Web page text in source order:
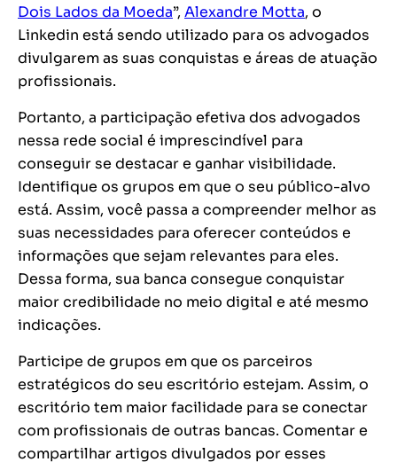
Dois Lados da Moeda”, Alexandre Motta, o
Linkedin está sendo utilizado para os advogados
divulgarem as suas conquistas e áreas de atuação
profissionais.
Portanto, a participação efetiva dos advogados
nessa rede social é imprescindível para
conseguir se destacar e ganhar visibilidade.
Identifique os grupos em que o seu público-alvo
está. Assim, você passa a compreender melhor as
suas necessidades para oferecer conteúdos e
informações que sejam relevantes para eles.
Dessa forma, sua banca consegue conquistar
maior credibilidade no meio digital e até mesmo
indicações.
Participe de grupos em que os parceiros
estratégicos do seu escritório estejam. Assim, o
escritório tem maior facilidade para se conectar
com profissionais de outras bancas. Comentar e
compartilhar artigos divulgados por esses